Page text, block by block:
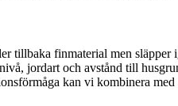
tillbaka finmaterial men
jordart och avstånd till
kan vi kombinera